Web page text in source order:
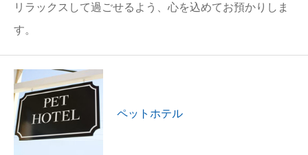
リラックスして過ごせるよう、心を込めてお預かりしま
す。
ペットホテル